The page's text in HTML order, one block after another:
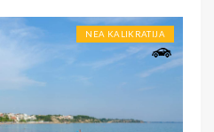
NEA KALIKRATIJA